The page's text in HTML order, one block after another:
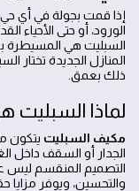
إذا قمت بجولة في أي حي
الورود، أو حتى الأحياء
السبليت هي المسيطرة
المنازل الجديدة تختار
ذلك بعمق.
لماذا السبليت
مكيف السبليت يتكون
الجدار أو السقف داخل
التصميم المنقسم ليس
والتحسين، ويوفر مزايا